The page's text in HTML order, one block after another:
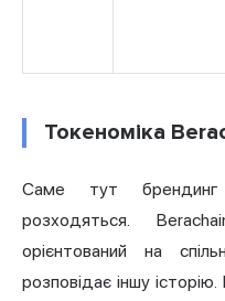
Токеноміка
Саме тут брендинг
розходяться.
орієнтований на
розповідає іншу